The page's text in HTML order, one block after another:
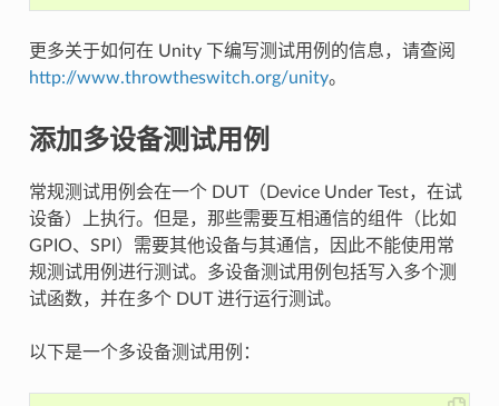
更多关于如何在 Unity 下编写测试用例的信息，请查阅
http://www.throwtheswitch.org/unity。
添加多设备测试用例
常规测试用例会在一个 DUT（Device Under Test，在试
设备）上执行。但是，那些需要互相通信的组件（比如
GPIO、SPI）需要其他设备与其通信，因此不能使用常
规测试用例进行测试。多设备测试用例包括写入多个测
试函数，并在多个 DUT 进行运行测试。
以下是一个多设备测试用例：